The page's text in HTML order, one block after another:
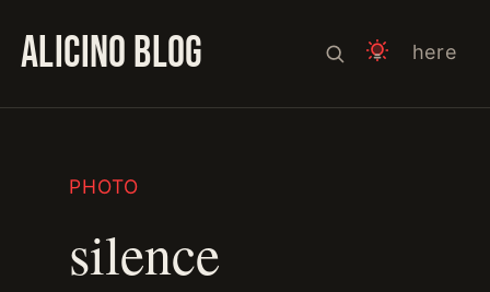
ALICINO BLOG here
PHOTO
silence